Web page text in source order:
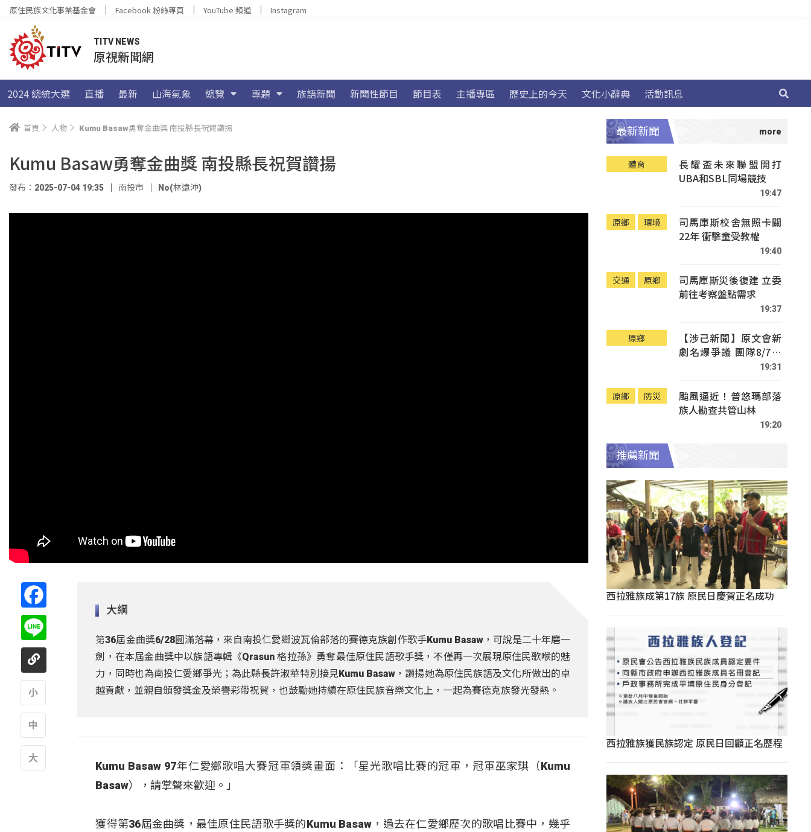
原住民族文化事業基金會 Facebook 粉絲專頁 YouTube 頻道 Instagram
TITV NEWS
原視新聞網
2024 總統大選 直播 最新 山海氣象 總覽 專題 族語新聞 新聞性節目 節目表 主播專區 歷史上的今天 文化小辭典 活動訊息
首頁 人物 Kumu Basaw勇奪金曲獎 南投縣長祝賀讚揚
Kumu Basaw勇奪金曲獎 南投縣長祝賀讚揚
發布：2025-07-04 19:35 南投市 No(林遠沖)
大綱
第36屆金曲獎6/28圓滿落幕，來自南投仁愛鄉波瓦倫部落的賽德克族創作歌手Kumu Basaw，可說是二十年磨一
劍，在本屆金曲獎中以族語專輯《Qrasun 格拉孫》勇奪最佳原住民語歌手獎，不僅再一次展現原住民歌喉的魅
力，同時也為南投仁愛鄉爭光；為此縣長許淑華特別接見Kumu Basaw，讚揚她為原住民族語及文化所做出的卓
越貢獻，並親自頒發獎金及榮譽彩帶祝賀，也鼓勵她持續在原住民族音樂文化上，一起為賽德克族發光發熱。
Kumu Basaw 97年仁愛鄉歌唱大賽冠軍領獎畫面：「星光歌唱比賽的冠軍，冠軍巫家琪（Kumu
Basaw），請掌聲來歡迎。」
獲得第36屆金曲獎，最佳原住民語歌手獎的Kumu Basaw，過去在仁愛鄉歷次的歌唱比賽中，幾乎
最新新聞
體育
長耀盃未來聯盟開打
UBA和SBL同場競技
19:47
原鄉 環境
司馬庫斯校舍無照卡關
22年 衝擊童受教權
19:40
交通 原鄉
司馬庫斯災後復建 立委
前往考察盤點需求
19:37
原鄉
【涉己新聞】原文會新
劇名爆爭議 團隊8/7赴
19:31
原鄉 防災
颱風逼近！普悠瑪部落
族人勘查共管山林
19:20
推薦新聞
西拉雅族成第17族 原民日慶賀正名成功
西拉雅族獲民族認定 原民日回顧正名歷程